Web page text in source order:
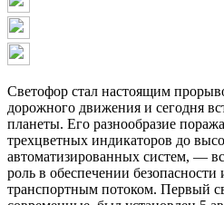
Светофор стал настоящим
дорожного движения и сегодня
планеты. Его разнообразие
трехцветных индикаторов до
автоматизированных систем, —
роль в обеспечении безопасности
транспортным потоком. Первый